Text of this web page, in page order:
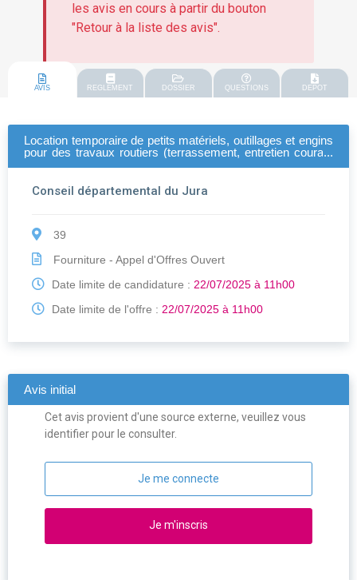
les avis en cours à partir du bouton
"Retour à la liste des avis".
AVIS REGLEMENT DOSSIER QUESTIONS DEPOT
Location temporaire de petits matériels, outillages et engins
pour des travaux routiers (terrassement, entretien courant
Conseil départemental du Jura
39
Fourniture - Appel d'Offres Ouvert
Date limite de candidature : 22/07/2025 à 11h00
Date limite de l'offre : 22/07/2025 à 11h00
Avis initial
Cet avis provient d'une source externe, veuillez vous
identifier pour le consulter.
Je me connecte
Je m'inscris